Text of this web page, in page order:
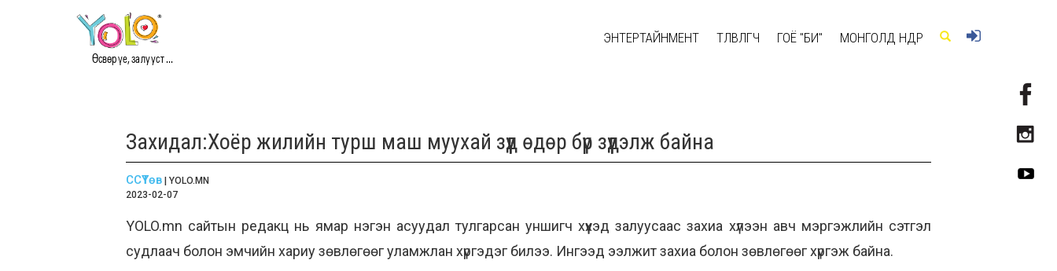
Өсвөр үе, залууст ...
ЭНТЕРТАЙНМЕНТ ТӨЛӨВЛӨГЧ ГОЁ "БИ" МОНГОЛД ӨНӨӨДӨР
Захидал:Хоёр жилийн турш маш муухай зүүд өдөр бүр зүүдэлж байна
ССҮТөв | YOLO.MN
2023-02-07
YOLO.mn сайтын редакц нь ямар нэгэн асуудал тулгарсан уншигч хүүхэд залуусаас захиа хүлээн авч мэргэжлийн сэтгэл
судлаач болон эмчийн хариу зөвлөгөөг уламжлан хүргэдэг билээ. Ингээд ээлжит захиа болон зөвлөгөөг хүргэж байна.